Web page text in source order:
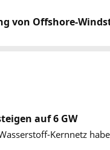
von Offshore-
auf 6 GW
Kernnetz